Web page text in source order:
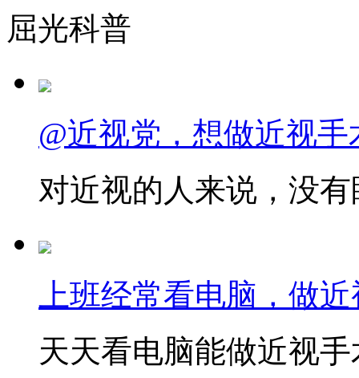
屈光科普
@近视党，想做近视
对近视的人来说，没
上班经常看电脑，做
天天看电脑能做近视